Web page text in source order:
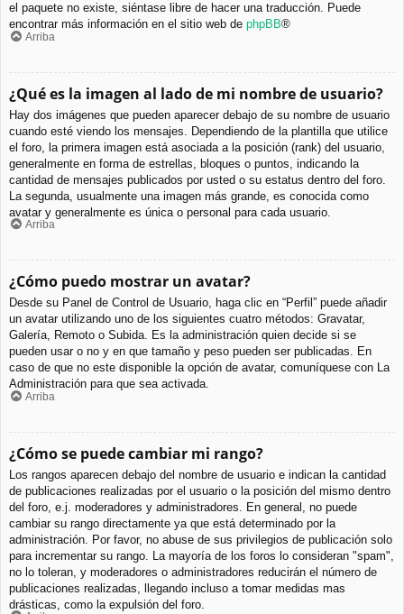
el paquete no existe, siéntase libre de hacer una traducción. Puede
encontrar más información en el sitio web de phpBB®
Arriba
¿Qué es la imagen al lado de mi nombre de usuario?
Hay dos imágenes que pueden aparecer debajo de su nombre de usuario
cuando esté viendo los mensajes. Dependiendo de la plantilla que utilice
el foro, la primera imagen está asociada a la posición (rank) del usuario,
generalmente en forma de estrellas, bloques o puntos, indicando la
cantidad de mensajes publicados por usted o su estatus dentro del foro.
La segunda, usualmente una imagen más grande, es conocida como
avatar y generalmente es única o personal para cada usuario.
Arriba
¿Cómo puedo mostrar un avatar?
Desde su Panel de Control de Usuario, haga clic en “Perfil” puede añadir
un avatar utilizando uno de los siguientes cuatro métodos: Gravatar,
Galería, Remoto o Subida. Es la administración quien decide si se
pueden usar o no y en que tamaño y peso pueden ser publicadas. En
caso de que no este disponible la opción de avatar, comuníquese con La
Administración para que sea activada.
Arriba
¿Cómo se puede cambiar mi rango?
Los rangos aparecen debajo del nombre de usuario e indican la cantidad
de publicaciones realizadas por el usuario o la posición del mismo dentro
del foro, e.j. moderadores y administradores. En general, no puede
cambiar su rango directamente ya que está determinado por la
administración. Por favor, no abuse de sus privilegios de publicación solo
para incrementar su rango. La mayoría de los foros lo consideran "spam",
no lo toleran, y moderadores o administradores reducirán el número de
publicaciones realizadas, llegando incluso a tomar medidas mas
drásticas, como la expulsión del foro.